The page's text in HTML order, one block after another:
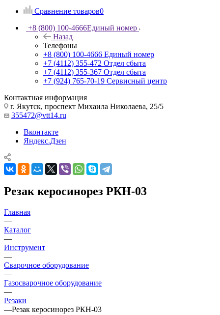
Сравнение товаров0
+8 (800) 100-4666Единый номер
Назад
Телефоны
+8 (800) 100-4666 Единый номер
+7 (4112) 355-472 Отдел сбыта
+7 (4112) 355-367 Отдел сбыта
+7 (924) 765-70-19 Сервисный центр
Контактная информация
г. Якутск, проспект Михаила Николаева, 25/5
355472@vtt14.ru
Вконтакте
Яндекс.Дзен
Резак керосинорез РКН-03
Главная
—
Каталог
—
Инструмент
—
Сварочное оборудование
—
Газосварочное оборудование
—
Резаки
—Резак керосинорез РКН-03